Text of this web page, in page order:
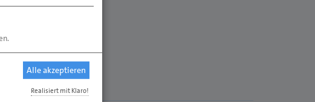
Alle akzeptieren
Realisiert mit Klaro!